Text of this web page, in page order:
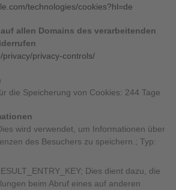
technologies/cookies?hl=de
allen Domains des verarbeitenden
privacy/privacy-controls/
die Speicherung von Cookies: 244 Tage
wird verwendet, um Informationen über
des Besuchers zu speichern.; Typ:
Dies dient dazu, die
beim Abruf eines auf anderen